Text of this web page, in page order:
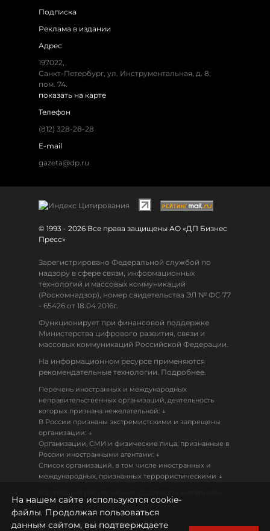
Подписка
Реклама в издании
Адрес
197022,
Санкт-Петербург, ул. Инструментальная, д. 8,
пом. 74.
показать на карте
Телефон
(812) 328-28-28
E-mail
gazeta@dp.ru
© 1993 - 2026 Все права защищены АО «ДП Бизнес
Пресс»
Зарегистрировано Федеральной службой по
надзору в сфере связи, информационных
технологий и массовых коммуникаций
(Роскомнадзор), номер свидетельства ЭЛ № ФС 77
- 65426 от 18.04.2016г.
Функционирует при финансовой поддержке
Министерства цифрового развития, связи и
массовых коммуникаций Российской Федерации.
На информационном ресурсе применяются
рекомендательные технологии. Подробнее.
Перечень иностранных и международных
неправительственных организаций, деятельность
которых признана нежелательной: ↓
В России признаны экстремистскими и запрещены
организации: ↓
Организации, СМИ и физические лица, признанные в
России иностранными агентами: ↓
Список организаций, в том числе иностранных и
международных, признанных террористическими ↓
18+
Политика конфиденциальности
На нашем сайте используются cookie-
файлы. Продолжая пользоваться
данным сайтом, вы подтверждаете